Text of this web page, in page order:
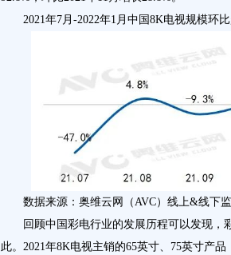
2021年7月-2022年1月中国8K电视规模环
数据来源：奥维云网（AVC）线上&线下
回顾中国彩电行业的发展历程可以发现，
此。2021年8K电视主销的65英寸、75英寸产